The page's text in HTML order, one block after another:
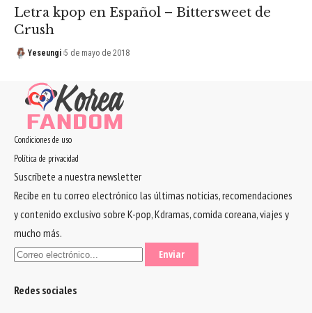
Letra kpop en Español – Bittersweet de
Crush
Yeseungi 5 de mayo de 2018
Condiciones de uso
Política de privacidad
Suscríbete a nuestra newsletter
Recibe en tu correo electrónico las últimas noticias, recomendaciones
y contenido exclusivo sobre K-pop, Kdramas, comida coreana, viajes y
mucho más.
Redes sociales